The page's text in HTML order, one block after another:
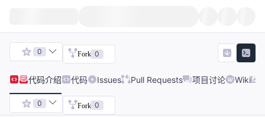
0 Fork 0
代码介绍 代码 Issues Pull Requests 项目讨论 Wiki
0 Fork 0